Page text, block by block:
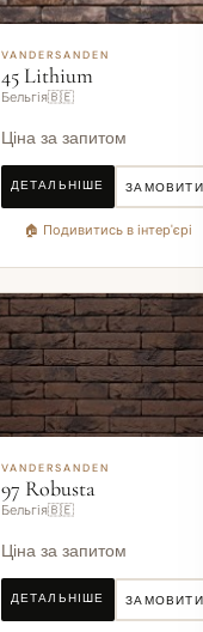
VANDERSANDEN
45 Lithium
Бельгія🇧🇪
Ціна за запитом
ДЕТАЛЬНІШЕ ЗАМОВИТИ
🏠 Подивитись в інтер'єрі
VANDERSANDEN
97 Robusta
Бельгія🇧🇪
Ціна за запитом
ДЕТАЛЬНІШЕ ЗАМОВИТИ